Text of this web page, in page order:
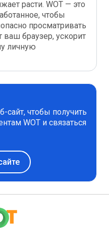
расти. WOT — это
чтобы
просматривать
ваш браузер, ускорит
личную
сайт, чтобы получить
WOT и связаться